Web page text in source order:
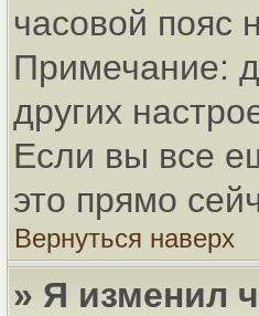
часовой пояс
Примечание:
других
Если вы все
это прямо
Вернуться наверх
» Я изменил